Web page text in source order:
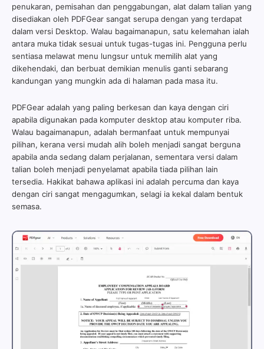
penukaran, pemisahan dan penggabungan, alat dalam talian yang
disediakan oleh PDFGear sangat serupa dengan yang terdapat
dalam versi Desktop. Walau bagaimanapun, satu kelemahan ialah
antara muka tidak sesuai untuk tugas-tugas ini. Pengguna perlu
sentiasa melawat menu lungsur untuk memilih alat yang
dikehendaki, dan berbuat demikian menulis ganti sebarang
kandungan yang mungkin ada di halaman pada masa itu.
PDFGear adalah yang paling berkesan dan kaya dengan ciri
apabila digunakan pada komputer desktop atau komputer riba.
Walau bagaimanapun, adalah bermanfaat untuk mempunyai
pilihan, kerana versi mudah alih boleh menjadi sangat berguna
apabila anda sedang dalam perjalanan, sementara versi dalam
talian boleh menjadi penyelamat apabila tiada pilihan lain
tersedia. Hakikat bahawa aplikasi ini adalah percuma dan kaya
dengan ciri sangat mengagumkan, selagi ia kekal dalam bentuk
semasa.